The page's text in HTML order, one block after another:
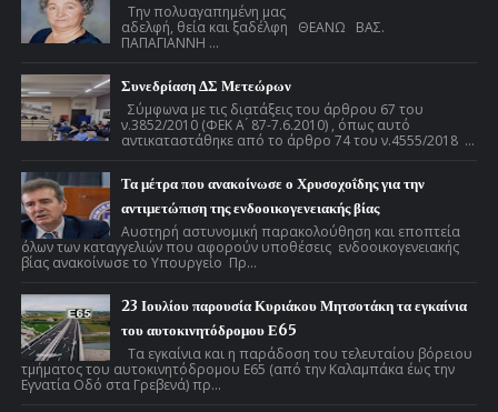
Την πολυαγαπημένη μας
αδελφή, θεία και ξαδέλφη ΘΕΑΝΩ ΒΑΣ.
ΠΑΠΑΓΙΑΝΝΗ ...
Συνεδρίαση ΔΣ Μετεώρων
Σύμφωνα με τις διατάξεις του άρθρου 67 του
ν.3852/2010 (ΦΕΚ Α ́ 87-7.6.2010) , όπως αυτό
αντικαταστάθηκε από το άρθρο 74 του ν.4555/2018 ...
Τα μέτρα που ανακοίνωσε ο Χρυσοχοΐδης για την
αντιμετώπιση της ενδοοικογενειακής βίας
Αυστηρή αστυνομική παρακολούθηση και εποπτεία
όλων των καταγγελιών που αφορούν υποθέσεις ενδοοικογενειακής
βίας ανακοίνωσε το Υπουργείο Πρ...
23 Ιουλίου παρουσία Κυριάκου Μητσοτάκη τα εγκαίνια
του αυτοκινητόδρομου Ε65
Τα εγκαίνια και η παράδοση του τελευταίου βόρειου
τμήματος του αυτοκινητόδρομου Ε65 (από την Καλαμπάκα έως την
Εγνατία Οδό στα Γρεβενά) πρ...